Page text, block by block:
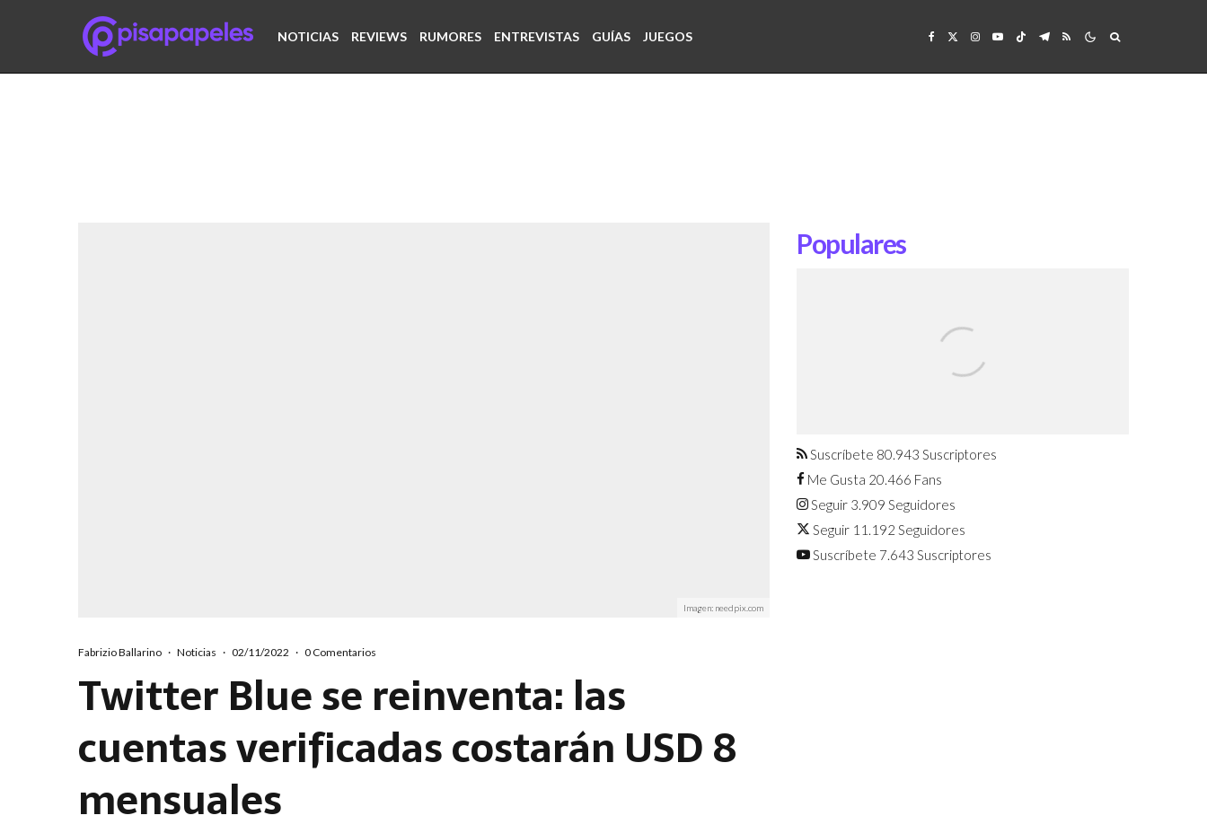
NOTICIAS REVIEWS RUMORES ENTREVISTAS GUÍAS JUEGOS
Imagen: needpix.com
Fabrizio Ballarino · Noticias · 02/11/2022 · 0 Comentarios
Twitter Blue se reinventa: las
cuentas verificadas costarán USD 8
mensuales
Populares
agosto
Suscríbete 80.943 Suscriptores
Me Gusta 20.466 Fans
Seguir 3.909 Seguidores
Seguir 11.192 Seguidores
Suscríbete 7.643 Suscriptores